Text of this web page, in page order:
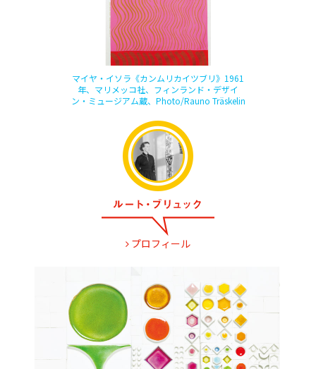
マイヤ・イソラ《カンムリカイツブリ》1961
年、マリメッコ社、フィンランド・デザイ
ン・ミュージアム蔵、Photo/Rauno Träskelin
プロフィール